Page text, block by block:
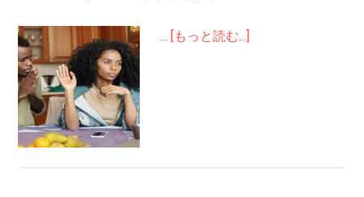
… [もっと読む...]